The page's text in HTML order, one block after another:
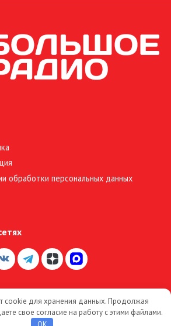
обработки персональных данных
cookie для хранения данных. Продолжая
свое согласие на работу с этими файлами.